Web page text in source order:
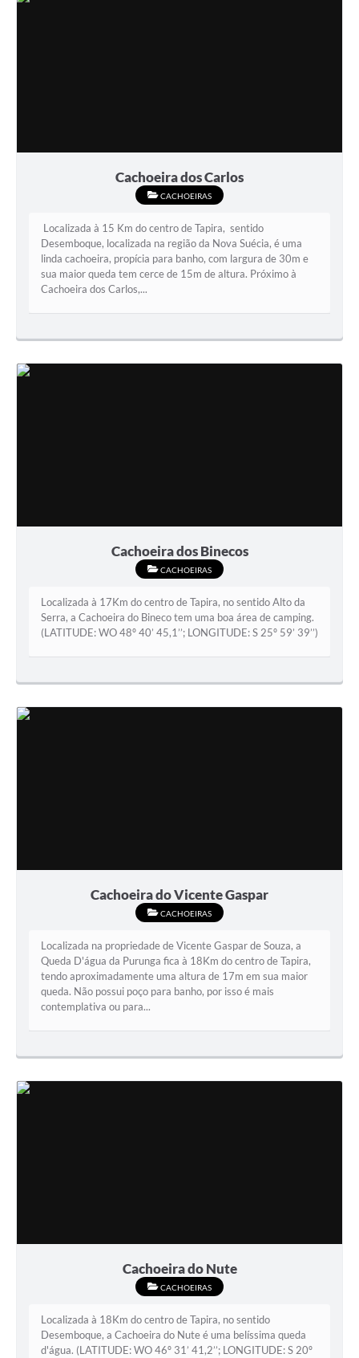
Cachoeira dos Carlos
CACHOEIRAS
Localizada à 15 Km do centro de Tapira, sentido
Desemboque, localizada na região da Nova Suécia, é uma
linda cachoeira, propícia para banho, com largura de 30m e
sua maior queda tem cerce de 15m de altura. Próximo à
Cachoeira dos Carlos,...
Cachoeira dos Binecos
CACHOEIRAS
Localizada à 17Km do centro de Tapira, no sentido Alto da
Serra, a Cachoeira do Bineco tem uma boa área de camping.
(LATITUDE: WO 48º 40’ 45,1’’; LONGITUDE: S 25º 59’ 39’’)
Cachoeira do Vicente Gaspar
CACHOEIRAS
Localizada na propriedade de Vicente Gaspar de Souza, a
Queda D'água da Purunga fica à 18Km do centro de Tapira,
tendo aproximadamente uma altura de 17m em sua maior
queda. Não possui poço para banho, por isso é mais
contemplativa ou para...
Cachoeira do Nute
CACHOEIRAS
Localizada à 18Km do centro de Tapira, no sentido
Desemboque, a Cachoeira do Nute é uma belíssima queda
d'água. (LATITUDE: WO 46º 31’ 41,2’’; LONGITUDE: S 20º